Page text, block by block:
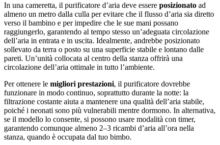
In una cameretta, il purificatore d’aria deve essere posizionato ad
almeno un metro dalla culla per evitare che il flusso d’aria sia diretto
verso il bambino e per impedire che le sue mani possano
raggiungerlo, garantendo al tempo stesso un’adeguata circolazione
dell’aria in entrata e in uscita. Idealmente, andrebbe posizionato
sollevato da terra o posto su una superficie stabile e lontano dalle
pareti. Un’unità collocata al centro della stanza offrirà una
circolazione dell’aria ottimale in tutto l’ambiente.
Per ottenere le migliori prestazioni, il purificatore dovrebbe
funzionare in modo continuo, soprattutto durante la notte: la
filtrazione costante aiuta a mantenere una qualità dell’aria stabile,
poiché i neonati sono più vulnerabili mentre dormono. In alternativa,
se il modello lo consente, si possono usare modalità con timer,
garantendo comunque almeno 2–3 ricambi d’aria all’ora nella
stanza, quando è occupata dal tuo bimbo.